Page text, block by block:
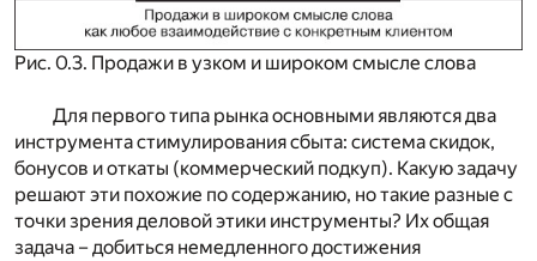
Рис. 0.3. Продажи в узком и широком смысле слова
Для первого типа рынка основными являются два
инструмента стимулирования сбыта: система скидок,
бонусов и откаты (коммерческий подкуп). Какую задачу
решают эти похожие по содержанию, но такие разные с
точки зрения деловой этики инструменты? Их общая
задача – добиться немедленного достижения